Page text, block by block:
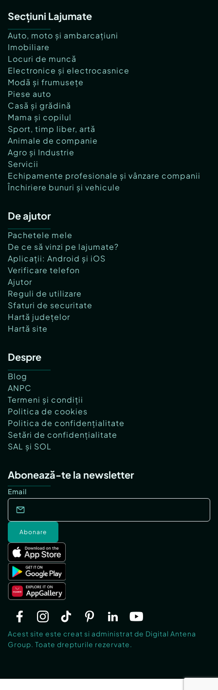
Secțiuni Lajumate
Auto, moto și ambarcațiuni
Imobiliare
Locuri de muncă
Electronice și electrocasnice
Modă și frumusețe
Piese auto
Casă și grădină
Mama și copilul
Sport, timp liber, artă
Animale de companie
Agro și Industrie
Servicii
Echipamente profesionale și vânzare companii
Închiriere bunuri și vehicule
De ajutor
Pachetele mele
De ce să vinzi pe lajumate?
Aplicații: Android și iOS
Verificare telefon
Ajutor
Reguli de utilizare
Sfaturi de securitate
Hartă județelor
Hartă site
Despre
Blog
ANPC
Termeni și condiții
Politica de cookies
Politica de confidențialitate
Setări de confidențialitate
SAL și SOL
Abonează-te la newsletter
Email
Abonare
Acest site este creat si administrat de Digital Antena
Group. Toate drepturile rezervate.